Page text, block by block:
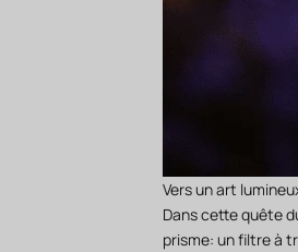
Vers un art
Dans cette quête
prisme: un filtre à